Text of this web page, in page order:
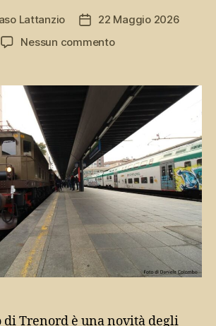
Lattanzio
Data
dell'articolo
22 Maggio 2026
Nessun commentosu
di
Trenord,
sui
binari
della
Lombardia
di
un
tempo
Trenord è una novità degli